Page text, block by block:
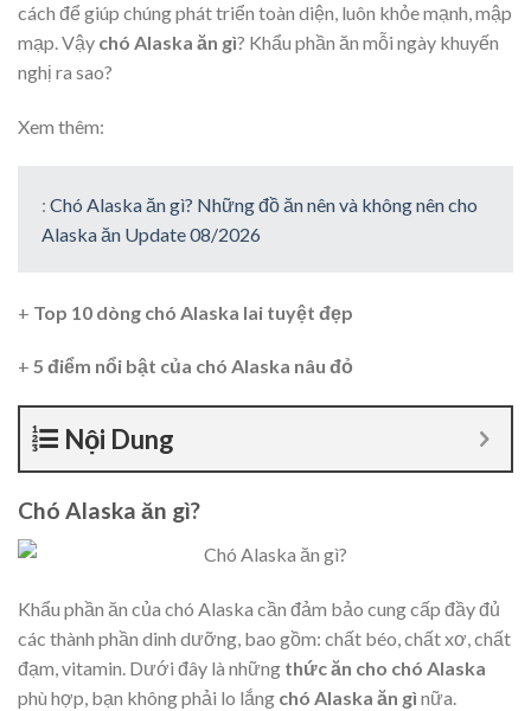
cách để giúp chúng phát triển toàn diện, luôn khỏe mạnh, mập
mạp. Vậy chó Alaska ăn gì? Khẩu phần ăn mỗi ngày khuyến
nghị ra sao?
Xem thêm:
: Chó Alaska ăn gì? Những đồ ăn nên và không nên cho
Alaska ăn Update 08/2026
+ Top 10 dòng chó Alaska lai tuyệt đẹp
+ 5 điểm nổi bật của chó Alaska nâu đỏ
Nội Dung
Chó Alaska ăn gì?
Khẩu phần ăn của chó Alaska cần đảm bảo cung cấp đầy đủ
các thành phần dinh dưỡng, bao gồm: chất béo, chất xơ, chất
đạm, vitamin. Dưới đây là những thức ăn cho chó Alaska
phù hợp, bạn không phải lo lắng chó Alaska ăn gì nữa.